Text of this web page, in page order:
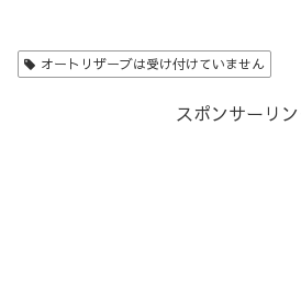
オートリザーブは受け付けていません
スポンサーリ